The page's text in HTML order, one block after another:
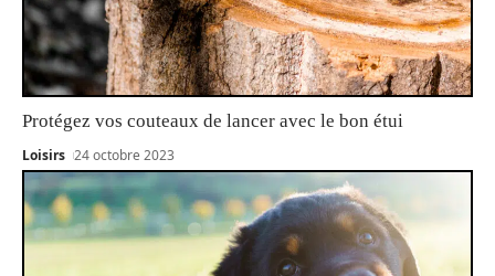
Protégez vos couteaux de lancer avec le bon étui
Loisirs 24 octobre 2023